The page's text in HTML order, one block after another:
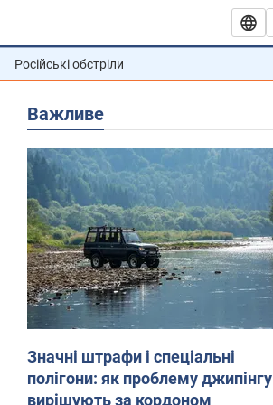
Російські обстріли
Важливе
Значні штрафи і спеціальні
полігони: як проблему джипінгу
вирішують за кордоном